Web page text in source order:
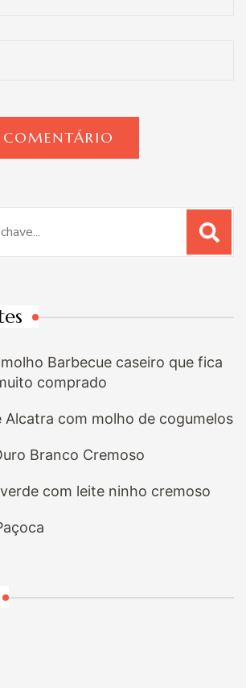
Barbecue caseiro que fica
comprado
Alcatra com molho de cogumelos
Branco Cremoso
com leite ninho cremoso